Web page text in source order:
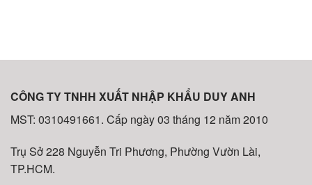
CÔNG TY TNHH XUẤT NHẬP KHẨU DUY ANH
MST: 0310491661. Cấp ngày 03 tháng 12 năm 2010
Trụ Sở 228 Nguyễn Tri Phương, Phường Vườn Lài,
TP.HCM.